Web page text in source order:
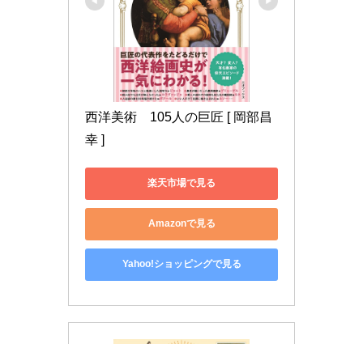
西洋美術　105人の巨匠 [ 岡部昌
幸 ]
楽天市場で見る
Amazonで見る
Yahoo!ショッピングで見る